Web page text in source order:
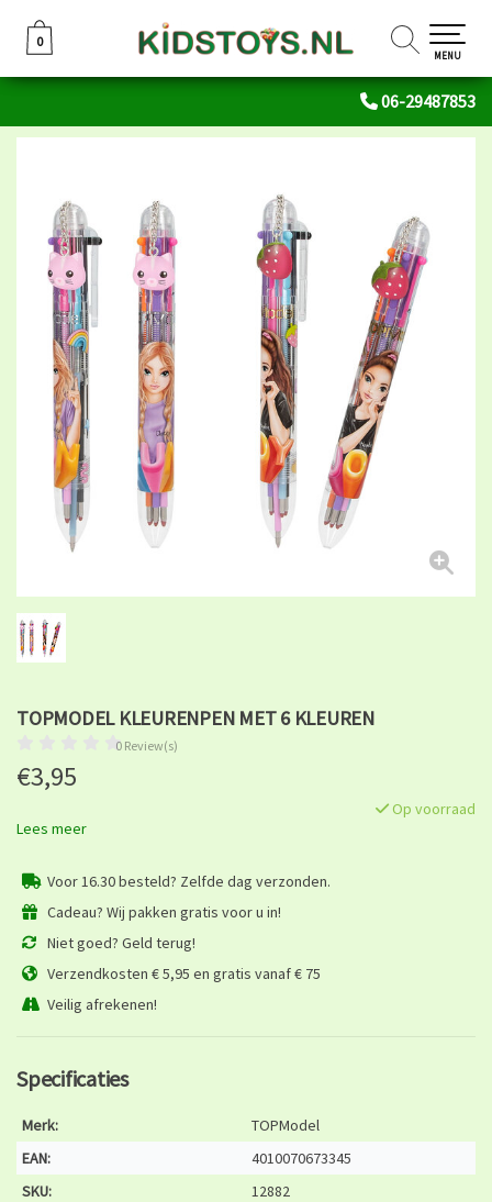
06-29487853
0
0
MENU
TOPMODEL KLEURENPEN MET 6 KLEUREN
0 Review(s)
€3,95
Op voorraad
Lees meer
Voor 16.30 besteld? Zelfde dag verzonden.
Cadeau? Wij pakken gratis voor u in!
Niet goed? Geld terug!
Verzendkosten € 5,95 en gratis vanaf € 75
Veilig afrekenen!
Specificaties
Merk:
TOPModel
EAN:
4010070673345
SKU:
12882